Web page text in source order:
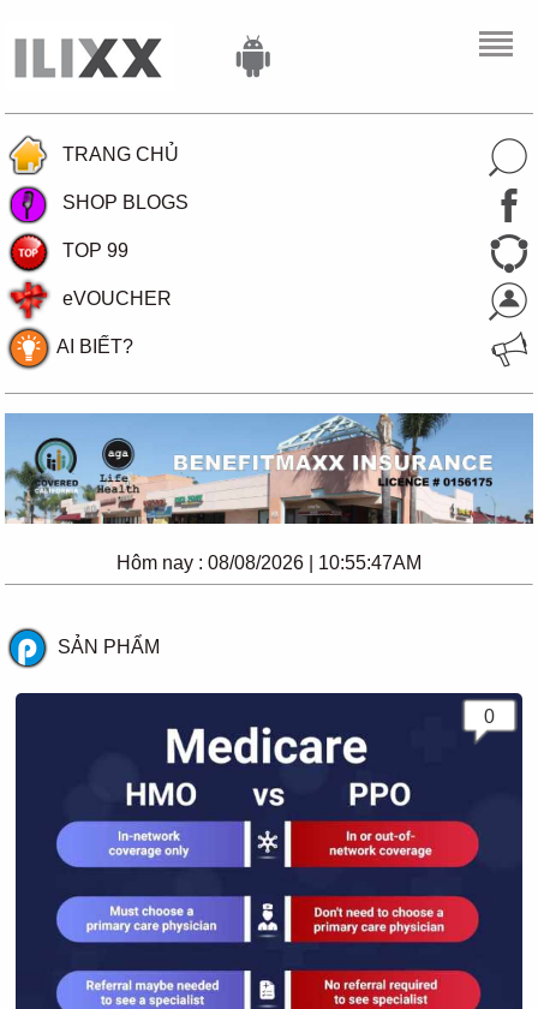
TRANG CHỦ
SHOP BLOGS
TOP 99
eVOUCHER
AI BIẾT?
Hôm nay : 08/08/2026 | 10:55:47AM
SẢN PHẨM
0